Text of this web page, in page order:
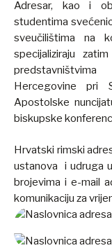
Adresar, kao i
studentima
sveučilištima na
specijaliziraju
Hercegovine pri
Apostolske
biskupske
Hrvatski rimski
ustanova i udruga
brojevima i e-mail
komunikaciju za